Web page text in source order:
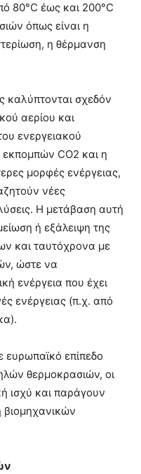
80°C έως και 200°C
όπως είναι η
η θέρμανση
καλύπτονται σχεδόν
αερίου και
ενεργειακού
εκπομπών CO2 και η
μορφές ενέργειας,
νέες
Η μετάβαση αυτή
ή εξάλειψη της
και ταυτόχρονα με
ώστε να
ενέργεια που έχει
ενέργειας (π.χ. από
ευρωπαϊκό επίπεδο
θερμοκρασιών, οι
ισχύ και παράγουν